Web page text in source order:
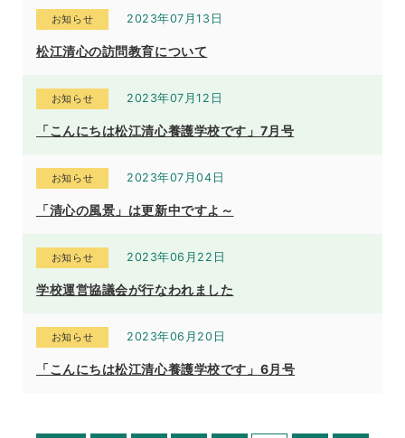
お知らせ 2023年07月13日
松江清心の訪問教育について
お知らせ 2023年07月12日
「こんにちは松江清心養護学校です」7月号
お知らせ 2023年07月04日
「清心の風景」は更新中ですよ～
お知らせ 2023年06月22日
学校運営協議会が行なわれました
お知らせ 2023年06月20日
「こんにちは松江清心養護学校です」6月号